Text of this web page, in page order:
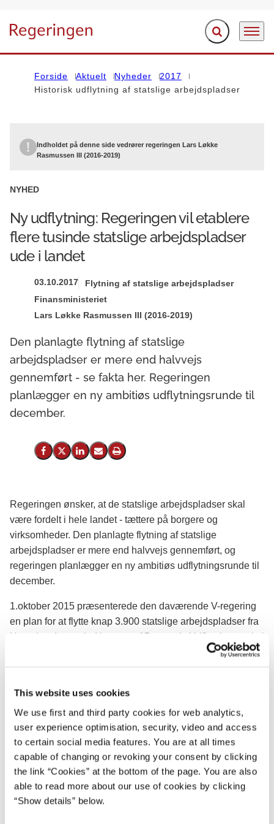
This website uses cookies
We use first and third party cookies for web analytics,
user experience optimisation, security, video and access
to certain social media features. You are at all times
capable of changing or revoking your consent by clicking
the link “Cookies” at the bottom of the page. You are also
able to read more about our use of cookies by clicking
“Show details” below.
Gå til forsiden Fold søgefelt ud
Menu
Forside Aktuelt Nyheder
2017
Historisk udflytning af statslige arbejdspladser
Indholdet på denne side vedrører regeringen Lars Løkke
Rasmussen III (2016-2019)
NYHED
Ny udflytning: Regeringen vil etablere
flere tusinde statslige arbejdspladser
ude i landet
03.10.2017
Flytning af statslige arbejdspladser
Finansministeriet
Lars Løkke Rasmussen III (2016-2019)
Den planlagte flytning af statslige
arbejdspladser er mere end halvvejs
gennemført - se fakta her. Regeringen
planlægger en ny ambitiøs udflytningsrunde til
december.
Del på Facebook
Del på X (Twitter)
Del på LinkedIn
Send email
Print
Regeringen ønsker, at de statslige arbejdspladser skal
være fordelt i hele landet - tættere på borgere og
virksomheder. Den planlagte flytning af statslige
arbejdspladser er mere end halvvejs gennemført, og
regeringen planlægger en ny ambitiøs udflytningsrunde til
december.
1.oktober 2015 præsenterede den daværende V-regering
en plan for at flytte knap 3.900 statslige arbejdspladser fra
Hovedstaden og ind i resten af Danmark. Udflytningen skal
give balance og udvikling i hele landet og sikre statslige
Arbejdet med at flytte arbejdspladser er i fuld gang og
størstedelen af de udflyttede institutioner ventes at være
færdige med flytningen inden udgangen af 2017. Den
seneste status viser, at der i september 2017 er flyttet
2.546 ud af de 3.900 planlagte flytninger af arbejdspladser.
23 ud af 44 planlagte institutioner har nu afsluttet flytningen
og mere end 25 byer har fået nye arbejdspladser.